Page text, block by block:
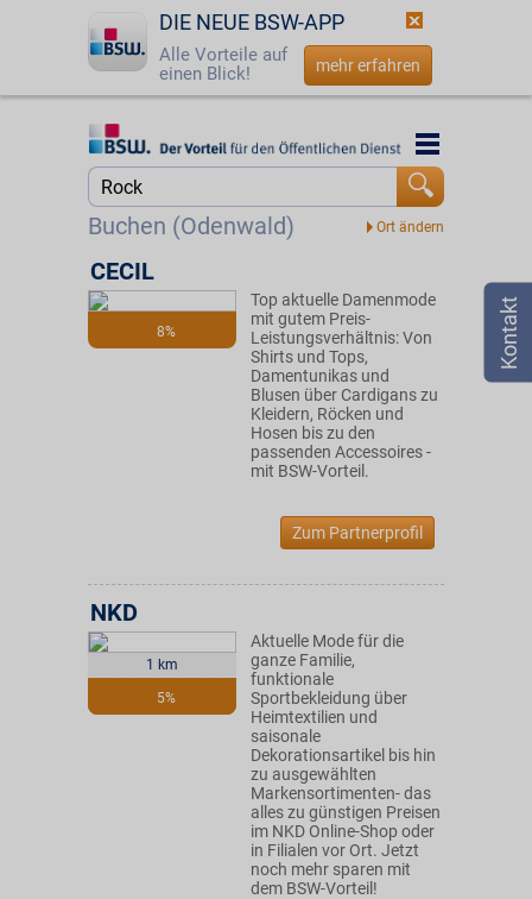
DIE NEUE BSW-APP
Alle Vorteile auf
einen Blick!
mehr erfahren
Startseite
☎ 0800 - 279 25 82
Buchen (Odenwald)
Startseite
8%
CECIL
Top aktuelle Damenmode
mit gutem Preis-
Leistungsverhältnis: Von
Shirts und Tops,
Damentunikas und
Blusen über Cardigans zu
Kleidern, Röcken und
Hosen bis zu den
passenden Accessoires -
mit BSW-Vorteil.
Zum Partnerprofil
1 km
5%
NKD
Aktuelle Mode für die
ganze Familie,
funktionale
Sportbekleidung über
Heimtextilien und
saisonale
Dekorationsartikel bis hin
zu ausgewählten
Markensortimenten- das
alles zu günstigen Preisen
im NKD Online-Shop oder
in Filialen vor Ort. Jetzt
noch mehr sparen mit
dem BSW-Vorteil!